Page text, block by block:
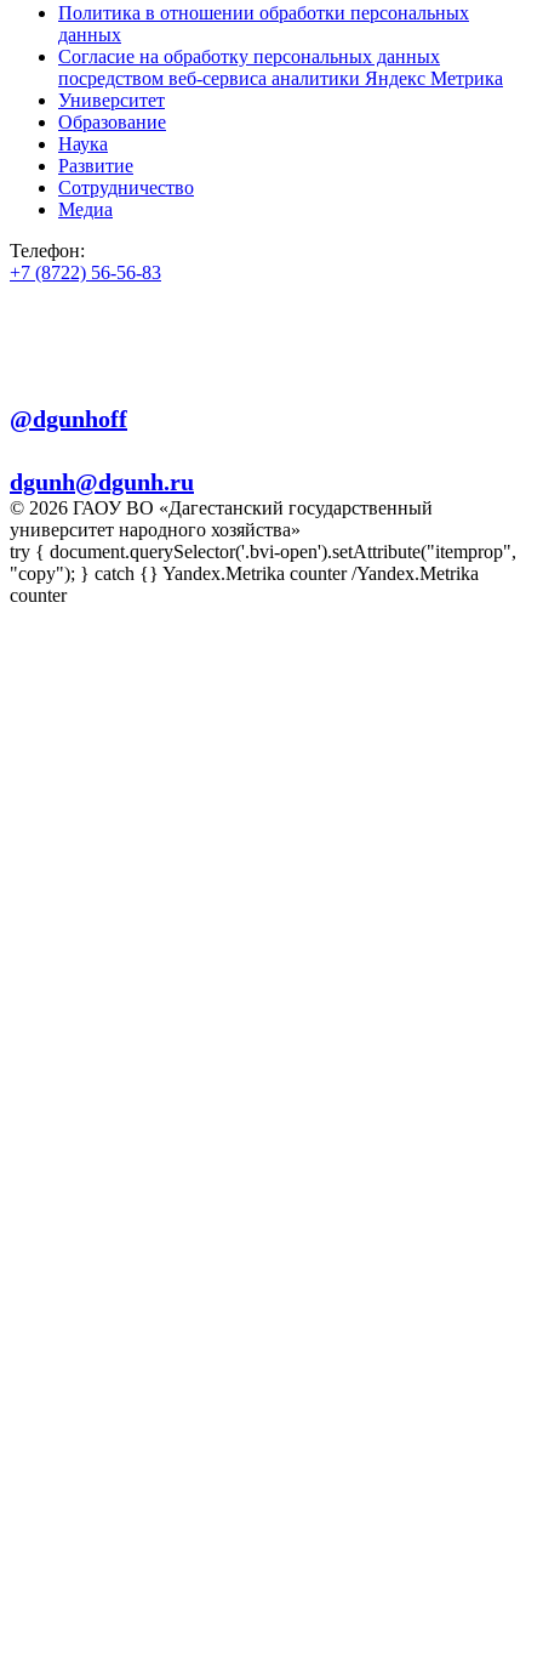
Политика в отношении обработки персональных
данных
Согласие на обработку персональных данных
посредством веб-сервиса аналитики Яндекс Метрика
Университет
Образование
Наука
Развитие
Сотрудничество
Медиа
Телефон:
+7 (8722) 56-56-83
@dgunhoff
dgunh@dgunh.ru
© 2026 ГАОУ ВО «Дагестанский государственный
университет народного хозяйства»
try { document.querySelector('.bvi-open').setAttribute("itemprop",
"copy"); } catch {} Yandex.Metrika counter/Yandex.Metrika
counter